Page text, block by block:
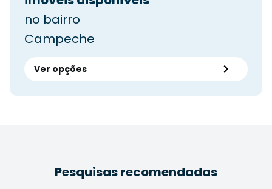
no bairro
Campeche
Ver opções
Pesquisas recomendadas